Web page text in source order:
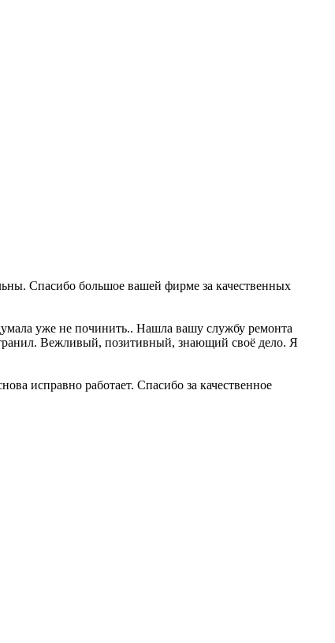
Спасибо большое вашей фирме за качественных
уже не починить.. Нашла вашу службу ремонта
Вежливый, позитивный, знающий своё дело. Я
исправно работает. Спасибо за качественное